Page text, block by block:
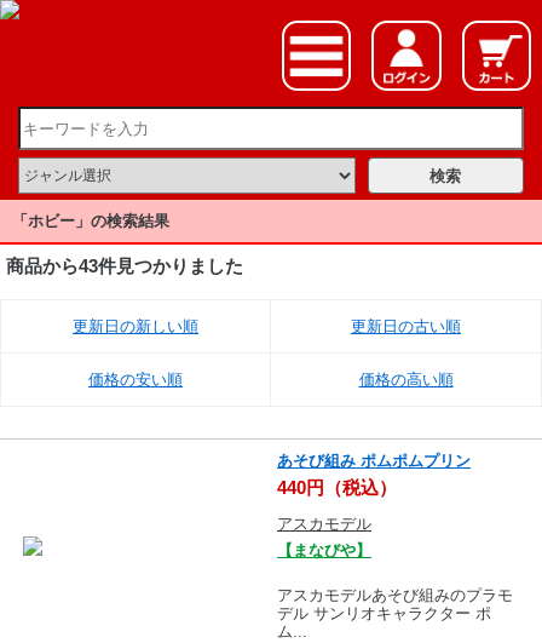
「ホビー」の検索結果
商品から43件見つかりました
更新日の新しい順 更新日の古い順
価格の安い順 価格の高い順
あそび組み ポムポムプリン
440円（税込）
アスカモデル
【まなびや】
アスカモデルあそび組みのプラモ
デル サンリオキャラクター ポ
ム...